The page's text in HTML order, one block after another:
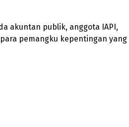
akuntan publik, anggota IAPI,
pemangku kepentingan yang